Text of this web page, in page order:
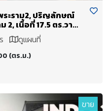
ระราม2, ปริญลักษณ์
2, เนื้อที่ 17.5 ตร.วา
ดูแผนที่
(ตร.ม.)
ขาย